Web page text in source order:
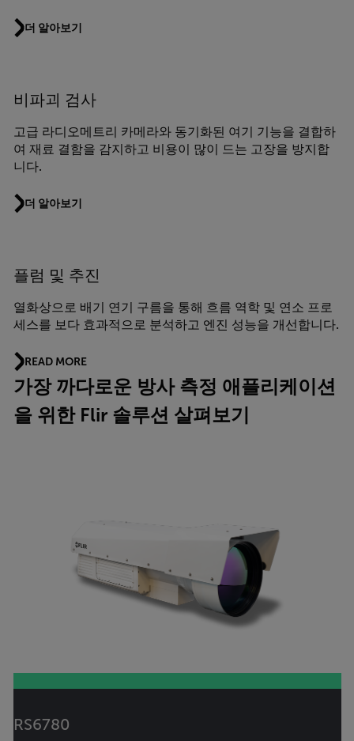
더 알아보기
비파괴 검사
고급 라디오메트리 카메라와 동기화된 여기 기능을 결합하
여 재료 결함을 감지하고 비용이 많이 드는 고장을 방지합
니다.
더 알아보기
플럼 및 추진
열화상으로 배기 연기 구름을 통해 흐름 역학 및 연소 프로
세스를 보다 효과적으로 분석하고 엔진 성능을 개선합니다.
READ MORE
가장 까다로운 방사 측정 애플리케이션
을 위한 Flir 솔루션 살펴보기
RS6780